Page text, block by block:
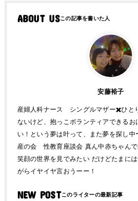
ABOUT US
安藤裕子
産婦人科ナース シングルマザー✖️ひと
ないけど、抱っこボランティアできるお
い！という夢は叶って、また夢を探し
産の会 性教育座談会 真ん中赤ちゃん
笑顔の世界を見でみたい だけどたまに
がらイヤイヤ言おうーー！
NEW POST